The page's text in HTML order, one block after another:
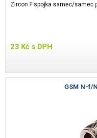
Zircon F spojka samec/samec
23 Kč s DPH
GSM N-f/